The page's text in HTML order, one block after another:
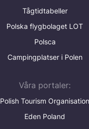
Tågtidtabeller
Polska flygbolaget LOT
Polsca
Campingplatser i Polen
Våra portaler:
Polish Tourism Organisation
Eden Poland